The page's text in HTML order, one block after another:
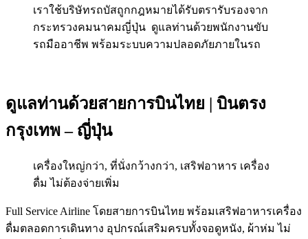
เราใช้บริษัทรถบัสถูกกฎหมายได้รับตรารับรองจาก
กระทรวงคมนาคมญี่ปุ่น ดูแลท่านด้วยพนักงานขับ
รถมืออาชีพ พร้อมระบบความปลอดภัยภายในรถ
ดูแลท่านด้วยสายการบินไทย | บินตรง
กรุงเทพ – ญี่ปุ่น
เครื่องใหญ่กว่า, ที่นั่งกว้างกว่า, เสริฟอาหาร เครื่อง
ดื่ม ไม่ต้องจ่ายเพิ่ม
Full Service Airline โดยสายการบินไทย พร้อมเสริฟอาหารเครื่อง
ดื่มตลอดการเดินทาง อุปกรณ์เสริมครบทั้งจอดูหนัง, ผ้าห่ม ไม่